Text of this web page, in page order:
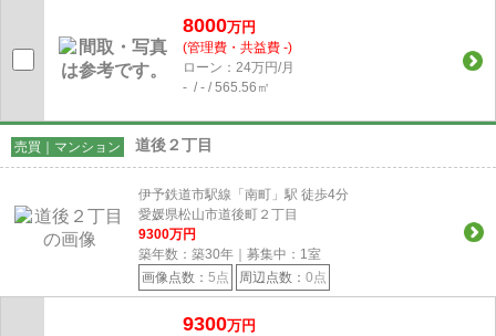
8000万円
(管理費・共益費 -)
ローン：24万円/月
- / - / 565.56㎡
売買｜マンション 道後２丁目
伊予鉄道市駅線「南町」駅 徒歩4分
愛媛県松山市道後町２丁目
9300万円
築年数：築30年｜募集中： 1室
画像点数： 5点 周辺点数： 0点
9300万円